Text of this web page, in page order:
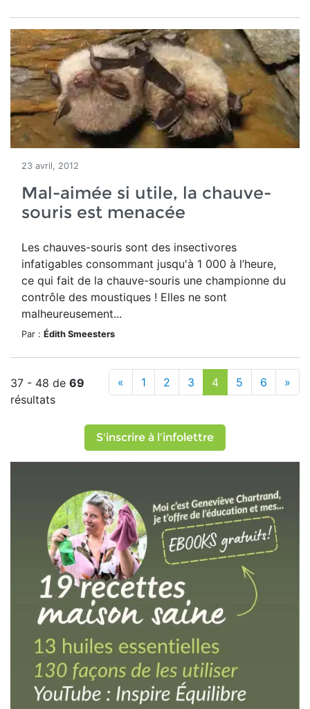
23 avril, 2012
Mal-aimée si utile, la chauve-
souris est menacée
Les chauves-souris sont des insectivores
infatigables consommant jusqu'à 1 000 à l’heure,
ce qui fait de la chauve-souris une championne du
contrôle des moustiques ! Elles ne sont
malheureusement...
Par : Édith Smeesters
37 - 48 de 69
résultats
« 1 2 3 4 5 6 »
S'inscrire à l'infolettre